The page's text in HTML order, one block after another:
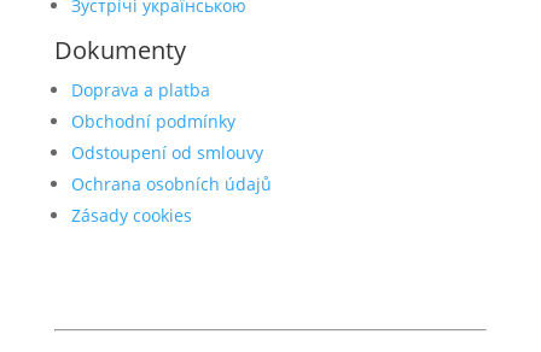
Зустрічі українською
Dokumenty
Doprava a platba
Obchodní podmínky
Odstoupení od smlouvy
Ochrana osobních údajů
Zásady cookies